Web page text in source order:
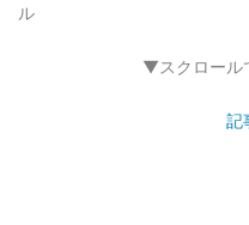
ル
▼スクロール
記